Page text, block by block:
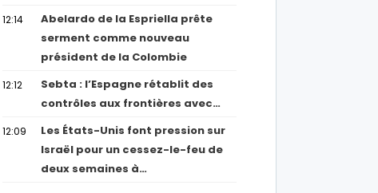
12:14
Abelardo de la Espriella prête
serment comme nouveau
président de la Colombie
12:12
Sebta : l’Espagne rétablit des
contrôles aux frontières avec…
12:09
Les États-Unis font pression sur
Israël pour un cessez-le-feu de
deux semaines à…